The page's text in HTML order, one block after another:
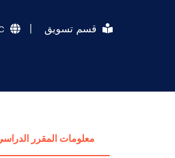
قسم تسويق |
معلومات المقرر